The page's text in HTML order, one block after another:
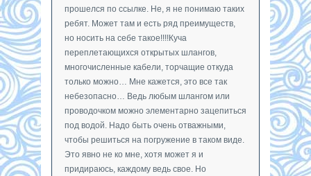
прошелся по ссылке. Не, я не понимаю таких
ребят. Может там и есть ряд преимуществ,
но носить на себе такое!!!!Куча
переплетающихся открытых шлангов,
многочисленные кабели, торчащие откуда
только можно… Мне кажется, это все так
небезопасно… Ведь любым шлангом или
проводочком можно элементарно зацепиться
под водой. Надо быть очень отважными,
чтобы решиться на погружение в таком виде.
Это явно не ко мне, хотя может я и
придираюсь, каждому ведь свое. Но